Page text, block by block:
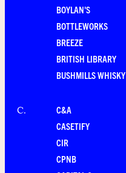
BOYLAN'S
BOTTLEWORKS
BREEZE
BRITISH LIBRARY
BUSHMILLS WHISKY
C.
C&A
CASETIFY
CIR
CPNB